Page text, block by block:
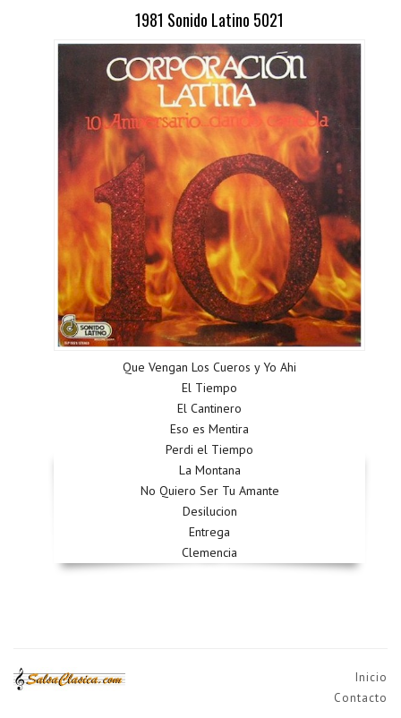
1981 Sonido Latino 5021
Que Vengan Los Cueros y Yo Ahi
El Tiempo
El Cantinero
Eso es Mentira
Perdi el Tiempo
La Montana
No Quiero Ser Tu Amante
Desilucion
Entrega
Clemencia
Inicio
Contacto